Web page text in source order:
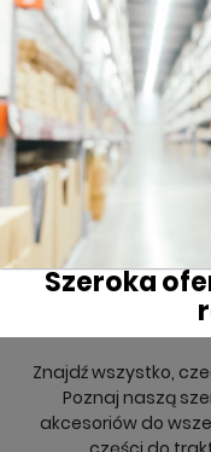
Szeroka
Znajdź wszystko,
Poznaj naszą
akcesoriów do